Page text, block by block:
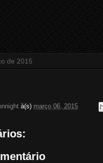
de 2015
à(s) março 06, 2015